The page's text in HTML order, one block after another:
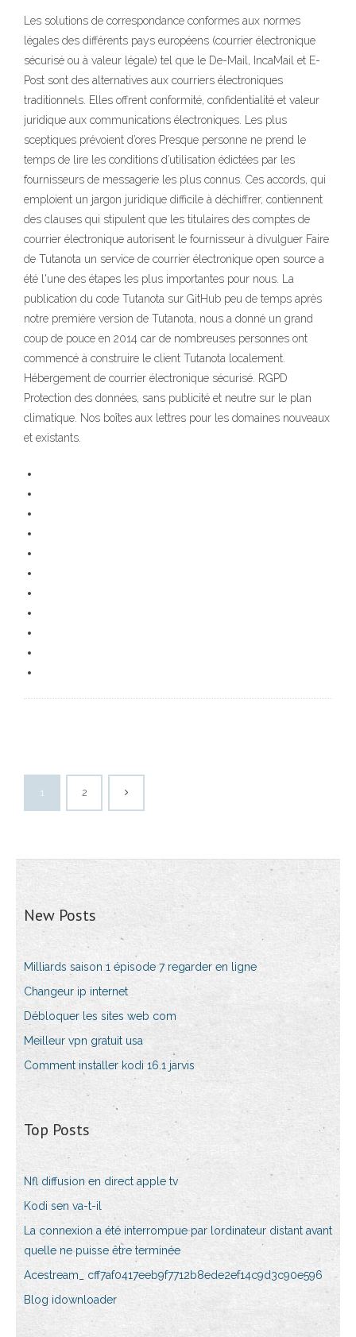
Les solutions de correspondance conformes aux normes
légales des différents pays européens (courrier électronique
sécurisé ou à valeur légale) tel que le De-Mail, IncaMail et E-
Post sont des alternatives aux courriers électroniques
traditionnels. Elles offrent conformité, confidentialité et valeur
juridique aux communications électroniques. Les plus
sceptiques prévoient d’ores Presque personne ne prend le
temps de lire les conditions d’utilisation édictées par les
fournisseurs de messagerie les plus connus. Ces accords, qui
emploient un jargon juridique difficile à déchiffrer, contiennent
des clauses qui stipulent que les titulaires des comptes de
courrier électronique autorisent le fournisseur à divulguer Faire
de Tutanota un service de courrier électronique open source a
été l'une des étapes les plus importantes pour nous. La
publication du code Tutanota sur GitHub peu de temps après
notre première version de Tutanota, nous a donné un grand
coup de pouce en 2014 car de nombreuses personnes ont
commencé à construire le client Tutanota localement.
Hébergement de courrier électronique sécurisé. RGPD
Protection des données, sans publicité et neutre sur le plan
climatique. Nos boîtes aux lettres pour les domaines nouveaux
et existants.
1 2
New Posts
Milliards saison 1 épisode 7 regarder en ligne
Changeur ip internet
Débloquer les sites web com
Meilleur vpn gratuit usa
Comment installer kodi 16.1 jarvis
Top Posts
Nfl diffusion en direct apple tv
Kodi sen va-t-il
La connexion a été interrompue par lordinateur distant avant
quelle ne puisse être terminée
Acestream_ cff7af0417eeb9f7712b8ede2ef14c9d3c90e596
Blog idownloader